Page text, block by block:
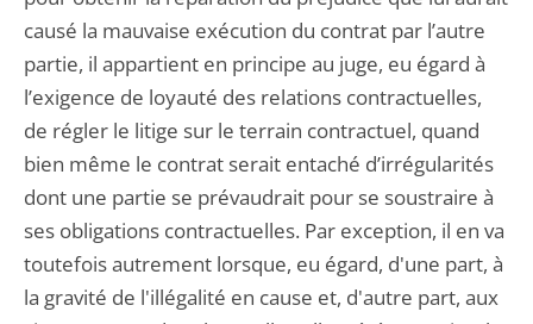
causé la mauvaise exécution du contrat par l’autre
partie, il appartient en principe au juge, eu égard à
l’exigence de loyauté des relations contractuelles,
de régler le litige sur le terrain contractuel, quand
bien même le contrat serait entaché d’irrégularités
dont une partie se prévaudrait pour se soustraire à
ses obligations contractuelles. Par exception, il en va
toutefois autrement lorsque, eu égard, d'une part, à
la gravité de l'illégalité en cause et, d'autre part, aux